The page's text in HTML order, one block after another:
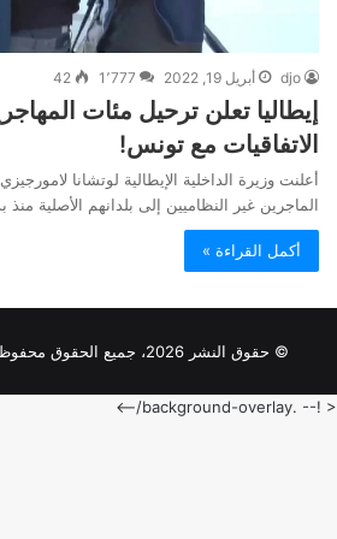
djo أبريل 19, 2022 1٬777 42
إيطاليا تعلن ترحيل مئات
الاتفاقيات مع تونس!
أعلنت وزيرة الداخلية الإيطالية لوتشانا
الماجرين غير النظاميين إلى بلدانهم الأصلية منذ بداية
أكمل القراءة »
© حقوق النشر 2026، جميع الحقوق محفوظة "InfoMagazine.tn "
< !-- .background-overlay/-->